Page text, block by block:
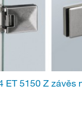
ET 5150 Z závěs